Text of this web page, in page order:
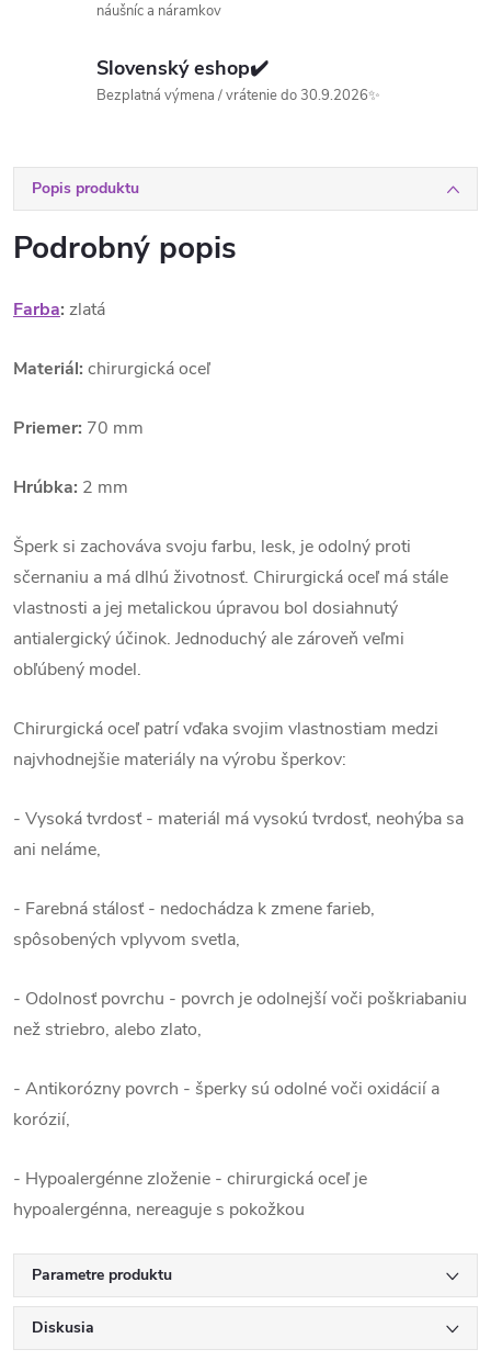
náušníc a náramkov
Slovenský eshop✔️
Bezplatná výmena / vrátenie do 30.9.2026✨
Popis produktu
Podrobný popis
Farba: zlatá
Materiál: chirurgická oceľ
Priemer: 70 mm
Hrúbka: 2 mm
Šperk si zachováva svoju farbu, lesk, je odolný proti
sčernaniu a má dlhú životnosť. Chirurgická oceľ má stále
vlastnosti a jej metalickou úpravou bol dosiahnutý
antialergický účinok. Jednoduchý ale zároveň veľmi
obľúbený model.
Chirurgická oceľ patrí vďaka svojim vlastnostiam medzi
najvhodnejšie materiály na výrobu šperkov:
- Vysoká tvrdosť - materiál má vysokú tvrdosť, neohýba sa
ani neláme,
- Farebná stálosť - nedochádza k zmene farieb,
spôsobených vplyvom svetla,
- Odolnosť povrchu - povrch je odolnejší voči poškriabaniu
než striebro, alebo zlato,
- Antikorózny povrch - šperky sú odolné voči oxidácií a
korózií,
- Hypoalergénne zloženie - chirurgická oceľ je
hypoalergénna, nereaguje s pokožkou
Parametre produktu
Diskusia